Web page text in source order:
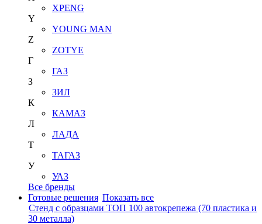
XPENG
Y
YOUNG MAN
Z
ZOTYE
Г
ГАЗ
З
ЗИЛ
К
КАМАЗ
Л
ЛАДА
Т
ТАГАЗ
У
УАЗ
Все бренды
Готовые решения Показать все
Стенд с образцами ТОП 100 автокрепежа (70 пластика и
30 металла)